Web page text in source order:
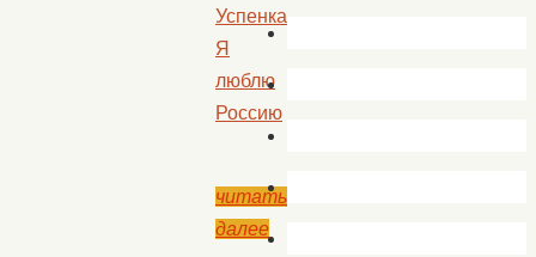
Успенка
Я
люблю
Россию
читать
далее